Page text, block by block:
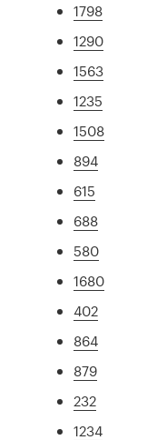
1798
1290
1563
1235
1508
894
615
688
580
1680
402
864
879
232
1234